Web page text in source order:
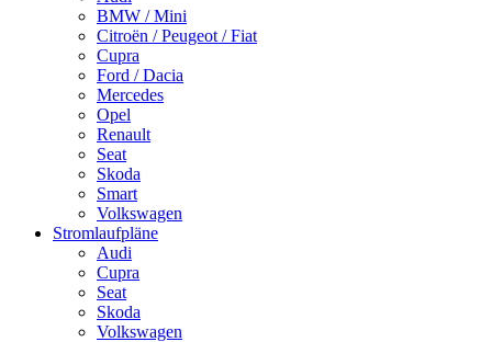
BMW / Mini
Citroën / Peugeot / Fiat
Cupra
Ford / Dacia
Mercedes
Opel
Renault
Seat
Skoda
Smart
Volkswagen
Stromlaufpläne
Audi
Cupra
Seat
Skoda
Volkswagen